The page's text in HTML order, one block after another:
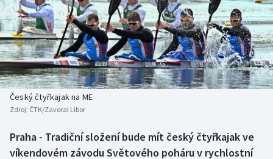
Americký fotbal
Baseball a softbal
Basketbal
Biatlon
Box
NEPŘEHLÉDNĚTE
Soutěže
Historické návraty
Aplikace ČT sport
Český čtyřkajak na ME
Zdroj: ČTK/Zavoral Libor
Praha - Tradiční složení bude mít český čtyřkajak ve
víkendovém závodu Světového poháru v rychlostní